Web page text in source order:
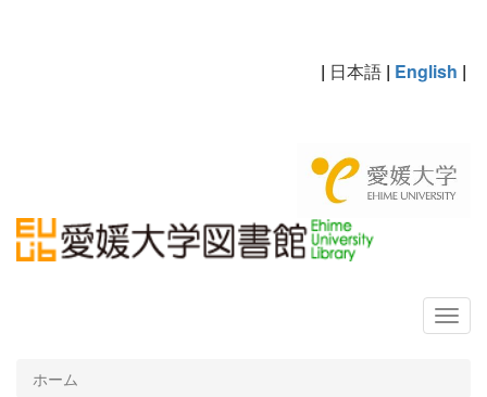
| 日本語 | English |
ホーム